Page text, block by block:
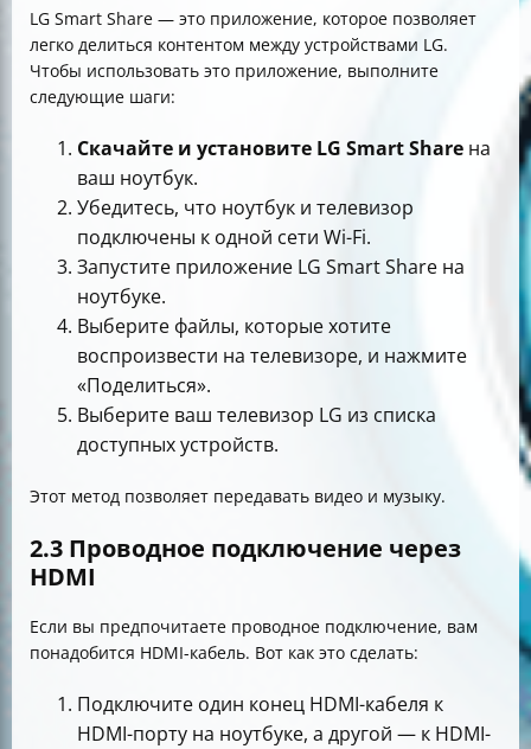
LG Smart Share — это приложение, которое позволяет
легко делиться контентом между устройствами LG.
Чтобы использовать это приложение, выполните
следующие шаги:
Скачайте и установите LG Smart Share на
ваш ноутбук.
Убедитесь, что ноутбук и телевизор
подключены к одной сети Wi-Fi.
Запустите приложение LG Smart Share на
ноутбуке.
Выберите файлы, которые хотите
воспроизвести на телевизоре, и нажмите
«Поделиться».
Выберите ваш телевизор LG из списка
доступных устройств.
Этот метод позволяет передавать видео и музыку.
2.3 Проводное подключение через
HDMI
Если вы предпочитаете проводное подключение, вам
понадобится HDMI-кабель. Вот как это сделать:
Подключите один конец HDMI-кабеля к
HDMI-порту на ноутбуке, а другой — к HDMI-